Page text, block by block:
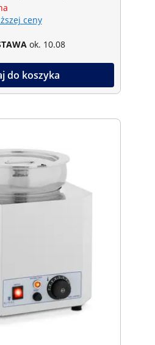
ceny
ok. 10.08
do koszyka